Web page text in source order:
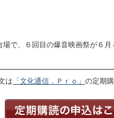
場で、６回目の爆音映画祭が６
は 「文化通信．Ｐｒｏ」の定期